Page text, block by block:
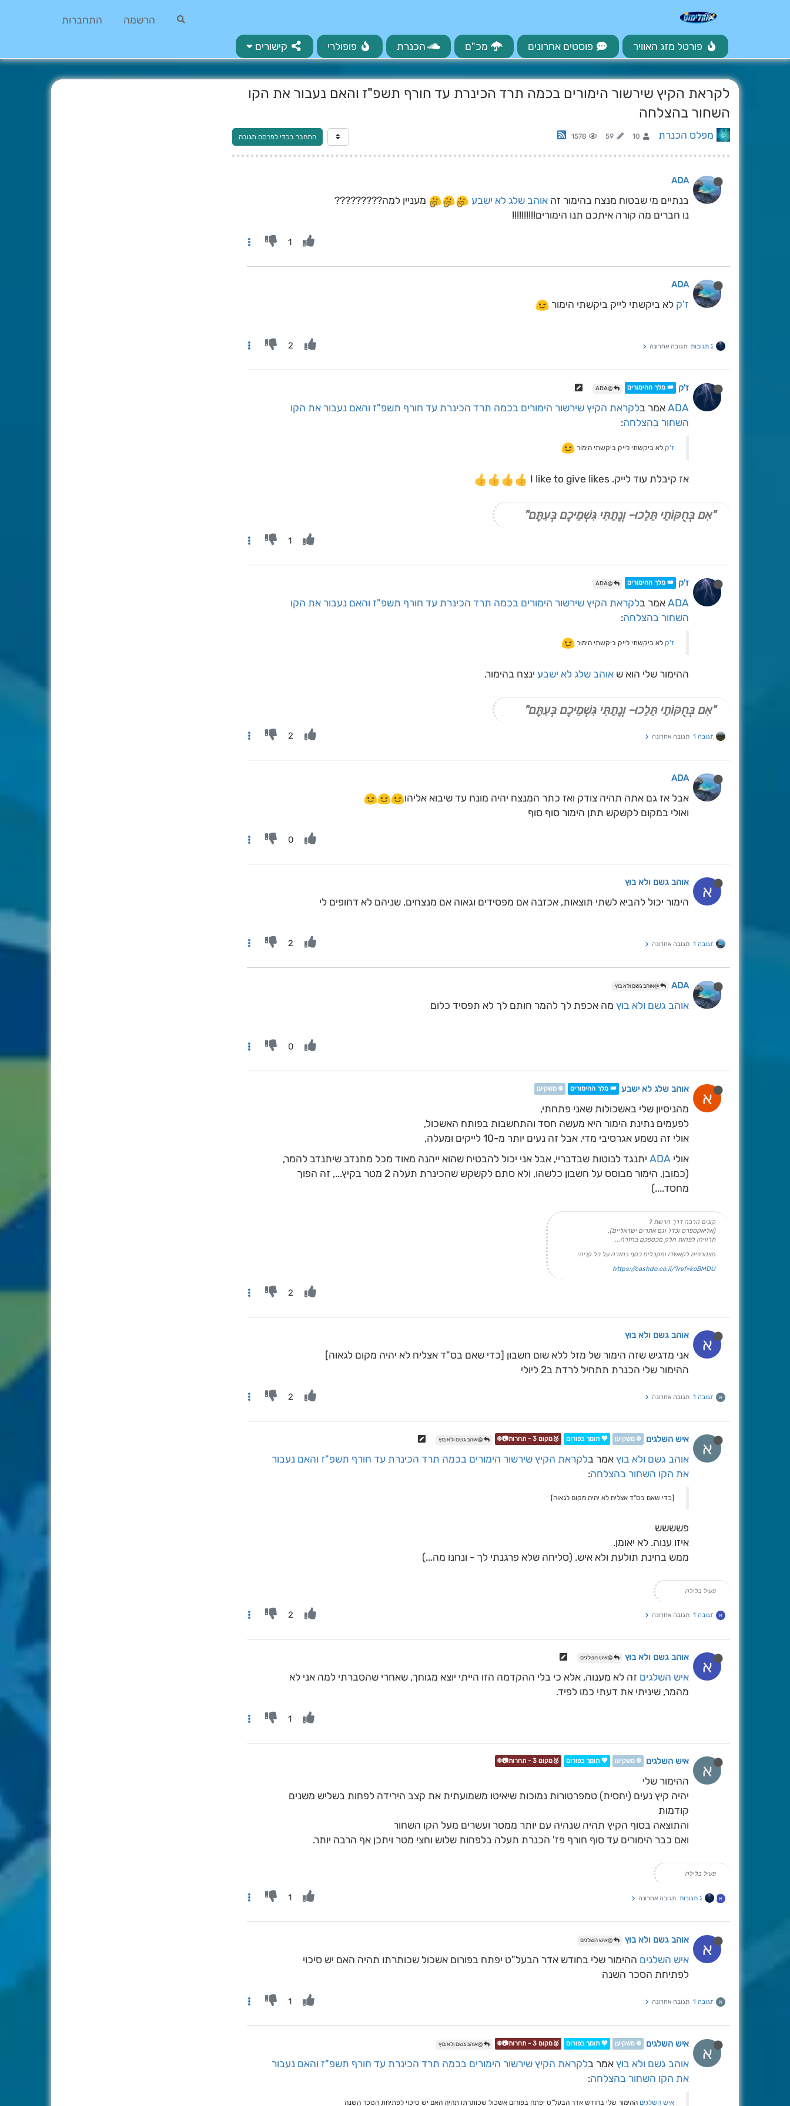
הרשמה התחברות
פורטל מזג האוויר פוסטים אחרונים מכ"ם הכנרת פופולרי קישורים
לקראת הקיץ שירשור הימורים בכמה תרד הכינרת עד חורף תשפ"ז והאם נעבור את הקו
השחור בהצלחה
מפלס הכנרת 10
59
1578 התחבר בכדי לפרסם תגובה
ADA
בנתיים מי שבטוח מנצח בהימור זה אוהב שלג לא ישבע
מעניין למה?????????
נו חברים מה קורה איתכם תנו הימורים!!!!!!!!!!
1
ADA
ז'ק לא ביקשתי לייק ביקשתי הימור
2 תגובות תגובה אחרונה 2
ז'ק 👑 מלך ההימורים @ADA
ADA אמר בלקראת הקיץ שירשור הימורים בכמה תרד הכינרת עד חורף תשפ"ז והאם נעבור את הקו
השחור בהצלחה:
ז'ק לא ביקשתי לייק ביקשתי הימור
אז קיבלת עוד לייק. I like to give likes
"אִם בְּחֻקּוֹתַי תֵּלֵכוּ- וְנָתַתִּי גִּשְׁמֵיכֶם בְּעִתָּם"
1
ז'ק 👑 מלך ההימורים @ADA
ADA אמר בלקראת הקיץ שירשור הימורים בכמה תרד הכינרת עד חורף תשפ"ז והאם נעבור את הקו
השחור בהצלחה:
ז'ק לא ביקשתי לייק ביקשתי הימור
ההימור שלי הוא ש אוהב שלג לא ישבע ינצח בהימור.
"אִם בְּחֻקּוֹתַי תֵּלֵכוּ- וְנָתַתִּי גִּשְׁמֵיכֶם בְּעִתָּם"
תגובה 1 תגובה אחרונה 2
ADA
אבל אז גם אתה תהיה צודק ואז כתר המנצח יהיה מונח עד שיבוא אליהו
ואולי במקום לקשקש תתן הימור סוף סוף
0
א אוהב גשם ולא בוץ
הימור יכול להביא לשתי תוצאות, אכזבה אם מפסידים וגאוה אם מנצחים, שניהם לא דחופים לי
תגובה 1 תגובה אחרונה 2
ADA @אוהב גשם ולא בוץ
אוהב גשם ולא בוץ מה אכפת לך להמר חותם לך לא תפסיד כלום
0
א אוהב שלג לא ישבע 👑 מלך ההימורים ❄️ משקיען
מהניסיון שלי באשכולות שאני פתחתי,
לפעמים נתינת הימור היא מעשה חסד והתחשבות בפותח האשכול,
אולי זה נשמע אגרסיבי מדי, אבל זה נעים יותר מ-10 לייקים ומעלה,
אולי ADA יתנגד לבוטות שבדבריי, אבל אני יכול להבטיח שהוא ייהנה מאוד מכל מתנדב שיתנדב להמר,
(כמובן, הימור מבוסס על חשבון כלשהו, ולא סתם לקשקש שהכינרת תעלה 2 מטר בקיץ..., זה הפוך
מחסד....)
קונים הרבה דרך הרשת ?
(אליאקספרס וכדו' וגם אתרים ישראליים),
תרוויחו לפחות חלק מכספכם בחזרה...
מצטרפים לקאשדו ומקבלים כסף בחזרה על כל קניה:
https://cashdo.co.il/?ref=koBMDU
2
א אוהב גשם ולא בוץ
אני מדגיש שזה הימור של מזל ללא שום חשבון [כדי שאם בס"ד אצליח לא יהיה מקום לגאוה]
ההימור שלי הכנרת תתחיל לרדת ב2 ליולי
א תגובה 1 תגובה אחרונה 2
א איש השלגים ❄️ משקיען 💖 תומך בפורום 🥉מקום 3 - תחרות📷❄️ @אוהב גשם ולא בוץ
אוהב גשם ולא בוץ אמר בלקראת הקיץ שירשור הימורים בכמה תרד הכינרת עד חורף תשפ"ז והאם נעבור
את הקו השחור בהצלחה:
[כדי שאם בס"ד אצליח לא יהיה מקום לגאוה]
פשששש
איזו ענוה. לא יאומן.
ממש בחינת תולעת ולא איש. (סליחה שלא פרגנתי לך - ונחנו מה...)
פעיל בלילה
א תגובה 1 תגובה אחרונה 2
א אוהב גשם ולא בוץ @איש השלגים
איש השלגים זה לא מענוה, אלא כי בלי ההקדמה הזו הייתי יוצא מגוחך, שאחרי שהסברתי למה אני לא
מהמר, שיניתי את דעתי כמו לפיד.
1
א איש השלגים ❄️ משקיען 💖 תומך בפורום 🥉מקום 3 - תחרות📷❄️
ההימור שלי
יהיה קיץ נעים (יחסית) טמפרטורות נמוכות שיאיטו משמועתית את קצב הירידה לפחות בשליש משנים
קודמות
והתוצאה בסוף הקיץ תהיה שנהיה עם יותר ממטר ועשרים מעל הקו השחור
ואם כבר הימורים עד סוף חורף פז' הכנרת תעלה בלפחות שלוש וחצי מטר ויתכן אף הרבה יותר.
פעיל בלילה
א 2 תגובות תגובה אחרונה 1
א אוהב גשם ולא בוץ @איש השלגים
איש השלגים ההימור שלי בחודש אדר הבעל"ט יפתח בפורום אשכול שכותרתו תהיה האם יש סיכוי
לפתיחת הסכר השנה
א תגובה 1 תגובה אחרונה 1
א איש השלגים ❄️ משקיען 💖 תומך בפורום 🥉מקום 3 - תחרות📷❄️ @אוהב גשם ולא בוץ
אוהב גשם ולא בוץ אמר בלקראת הקיץ שירשור הימורים בכמה תרד הכינרת עד חורף תשפ"ז והאם נעבור
את הקו השחור בהצלחה:
איש השלגים ההימור שלי בחודש אדר הבעל"ט יפתח בפורום אשכול שכותרתו תהיה האם יש סיכוי לפתיחת הסכר השנה